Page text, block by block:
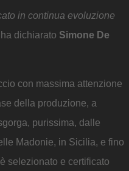
in continua evoluzione
dichiarato Simone De
con massima attenzione
della produzione, a
purissima, dalle
Madonie, in Sicilia, e fino
selezionato e certificato